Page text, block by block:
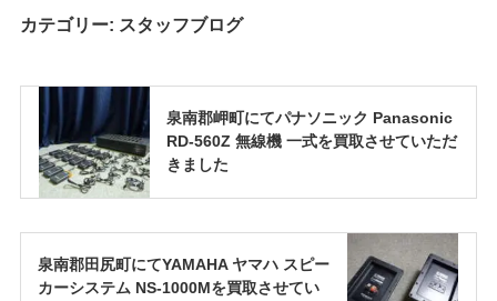
カテゴリー: スタッフブログ
泉南郡岬町にてパナソニック Panasonic
RD-560Z 無線機 一式を買取させていただ
きました
泉南郡田尻町にてYAMAHA ヤマハ スピー
カーシステム NS-1000Mを買取させてい